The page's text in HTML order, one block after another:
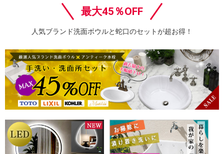
最大45％OFF
人気ブランド洗面ボウルと蛇口のセットが超お得！